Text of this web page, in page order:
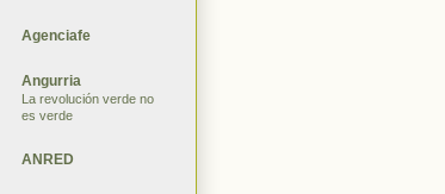
Agenciafe
Angurria
La revolución verde no
es verde
ANRED